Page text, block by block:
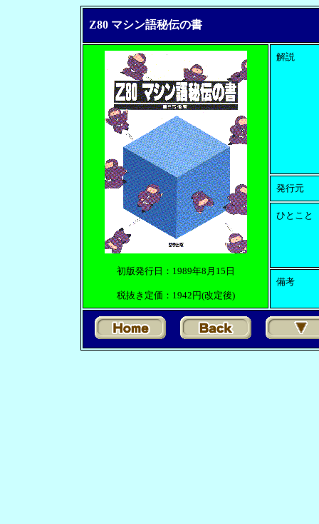
Z80 マシン語秘伝の書
初版発行日：1989年8月15日
税抜き定価：1942円(改定後)
解説
発行元
ひとこと
備考